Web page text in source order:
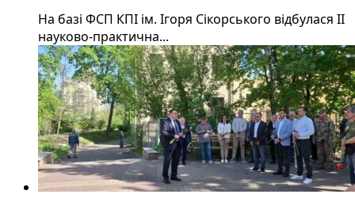
На базі ФСП КПІ ім. Ігоря Сікорського відбулася ІІ
науково-практична...